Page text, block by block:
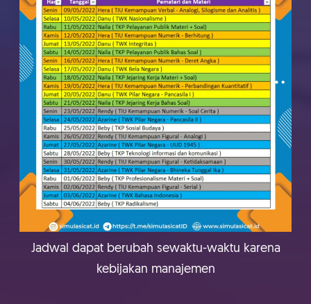
Jadwal dapat berubah sewaktu-waktu karena
kebijakan manajemen